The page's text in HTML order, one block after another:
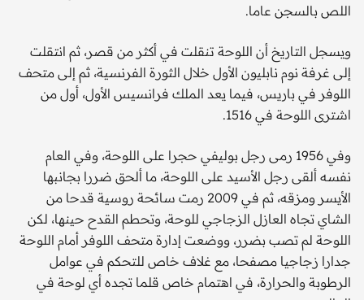
اللص بالسجن عاما.
ويسجل التاريخ أن اللوحة تنقلت في أكثر من قصر، ثم انتقلت
إلى غرفة نوم نابليون الأول خلال الثورة الفرنسية، ثم إلى متحف
اللوفر في باريس، فيما يعد الملك فرانسيس الأول، أول من
اشترى اللوحة في 1516.
وفي 1956 رمى رجل بوليفي حجرا على اللوحة، وفي العام
نفسه ألقى رجل الأسيد على اللوحة، ما ألحق ضررا بجانبها
الأيسر ومزقه، ثم في 2009 رمت سائحة روسية قدحا من
الشاي تجاه العازل الزجاجي للوحة، وتحطم القدح حينها، لكن
اللوحة لم تصب بضرر، ووضعت إدارة متحف اللوفر أمام اللوحة
جدارا زجاجيا مصفحا، مع غلاف خاص للتحكم في عوامل
الرطوبة والحرارة، في اهتمام خاص قلما تجده أي لوحة في